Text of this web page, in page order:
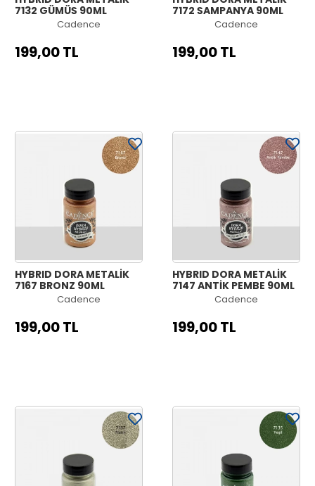
7132 GÜMÜŞ 90ML
Cadence
199,00 TL
7172 ŞAMPANYA 90ML
Cadence
199,00 TL
HYBRID DORA METALİK
7167 BRONZ 90ML
Cadence
199,00 TL
HYBRID DORA METALİK
7147 ANTİK PEMBE 90ML
Cadence
199,00 TL